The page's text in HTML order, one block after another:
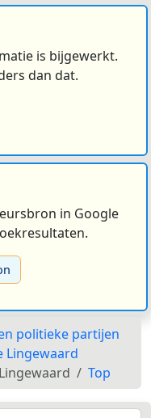
is bijgewerkt.
dan dat.
in Google
politieke partijen
Lingewaard
Top